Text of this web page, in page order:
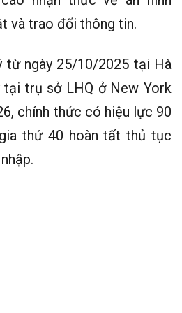
và trao đổi thông tin.
từ ngày 25/10/2025 tại Hà
trụ sở LHQ ở New York
chính thức có hiệu lực 90
thứ 40 hoàn tất thủ tục